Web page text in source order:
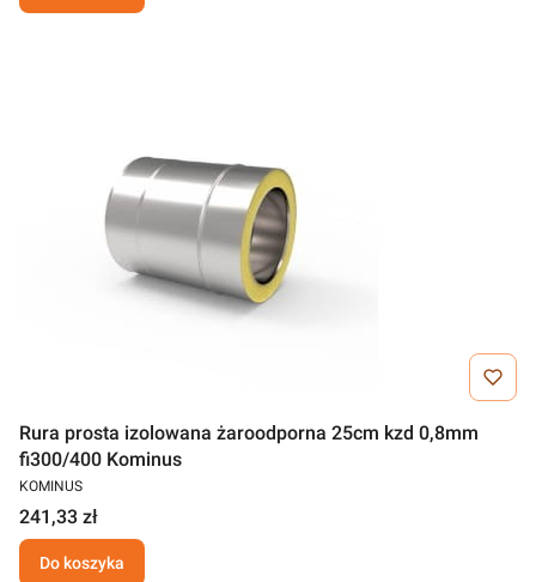
Rura prosta izolowana żaroodporna 25cm kzd 0,8mm
fi300/400 Kominus
KOMINUS
241,33 zł
Do koszyka